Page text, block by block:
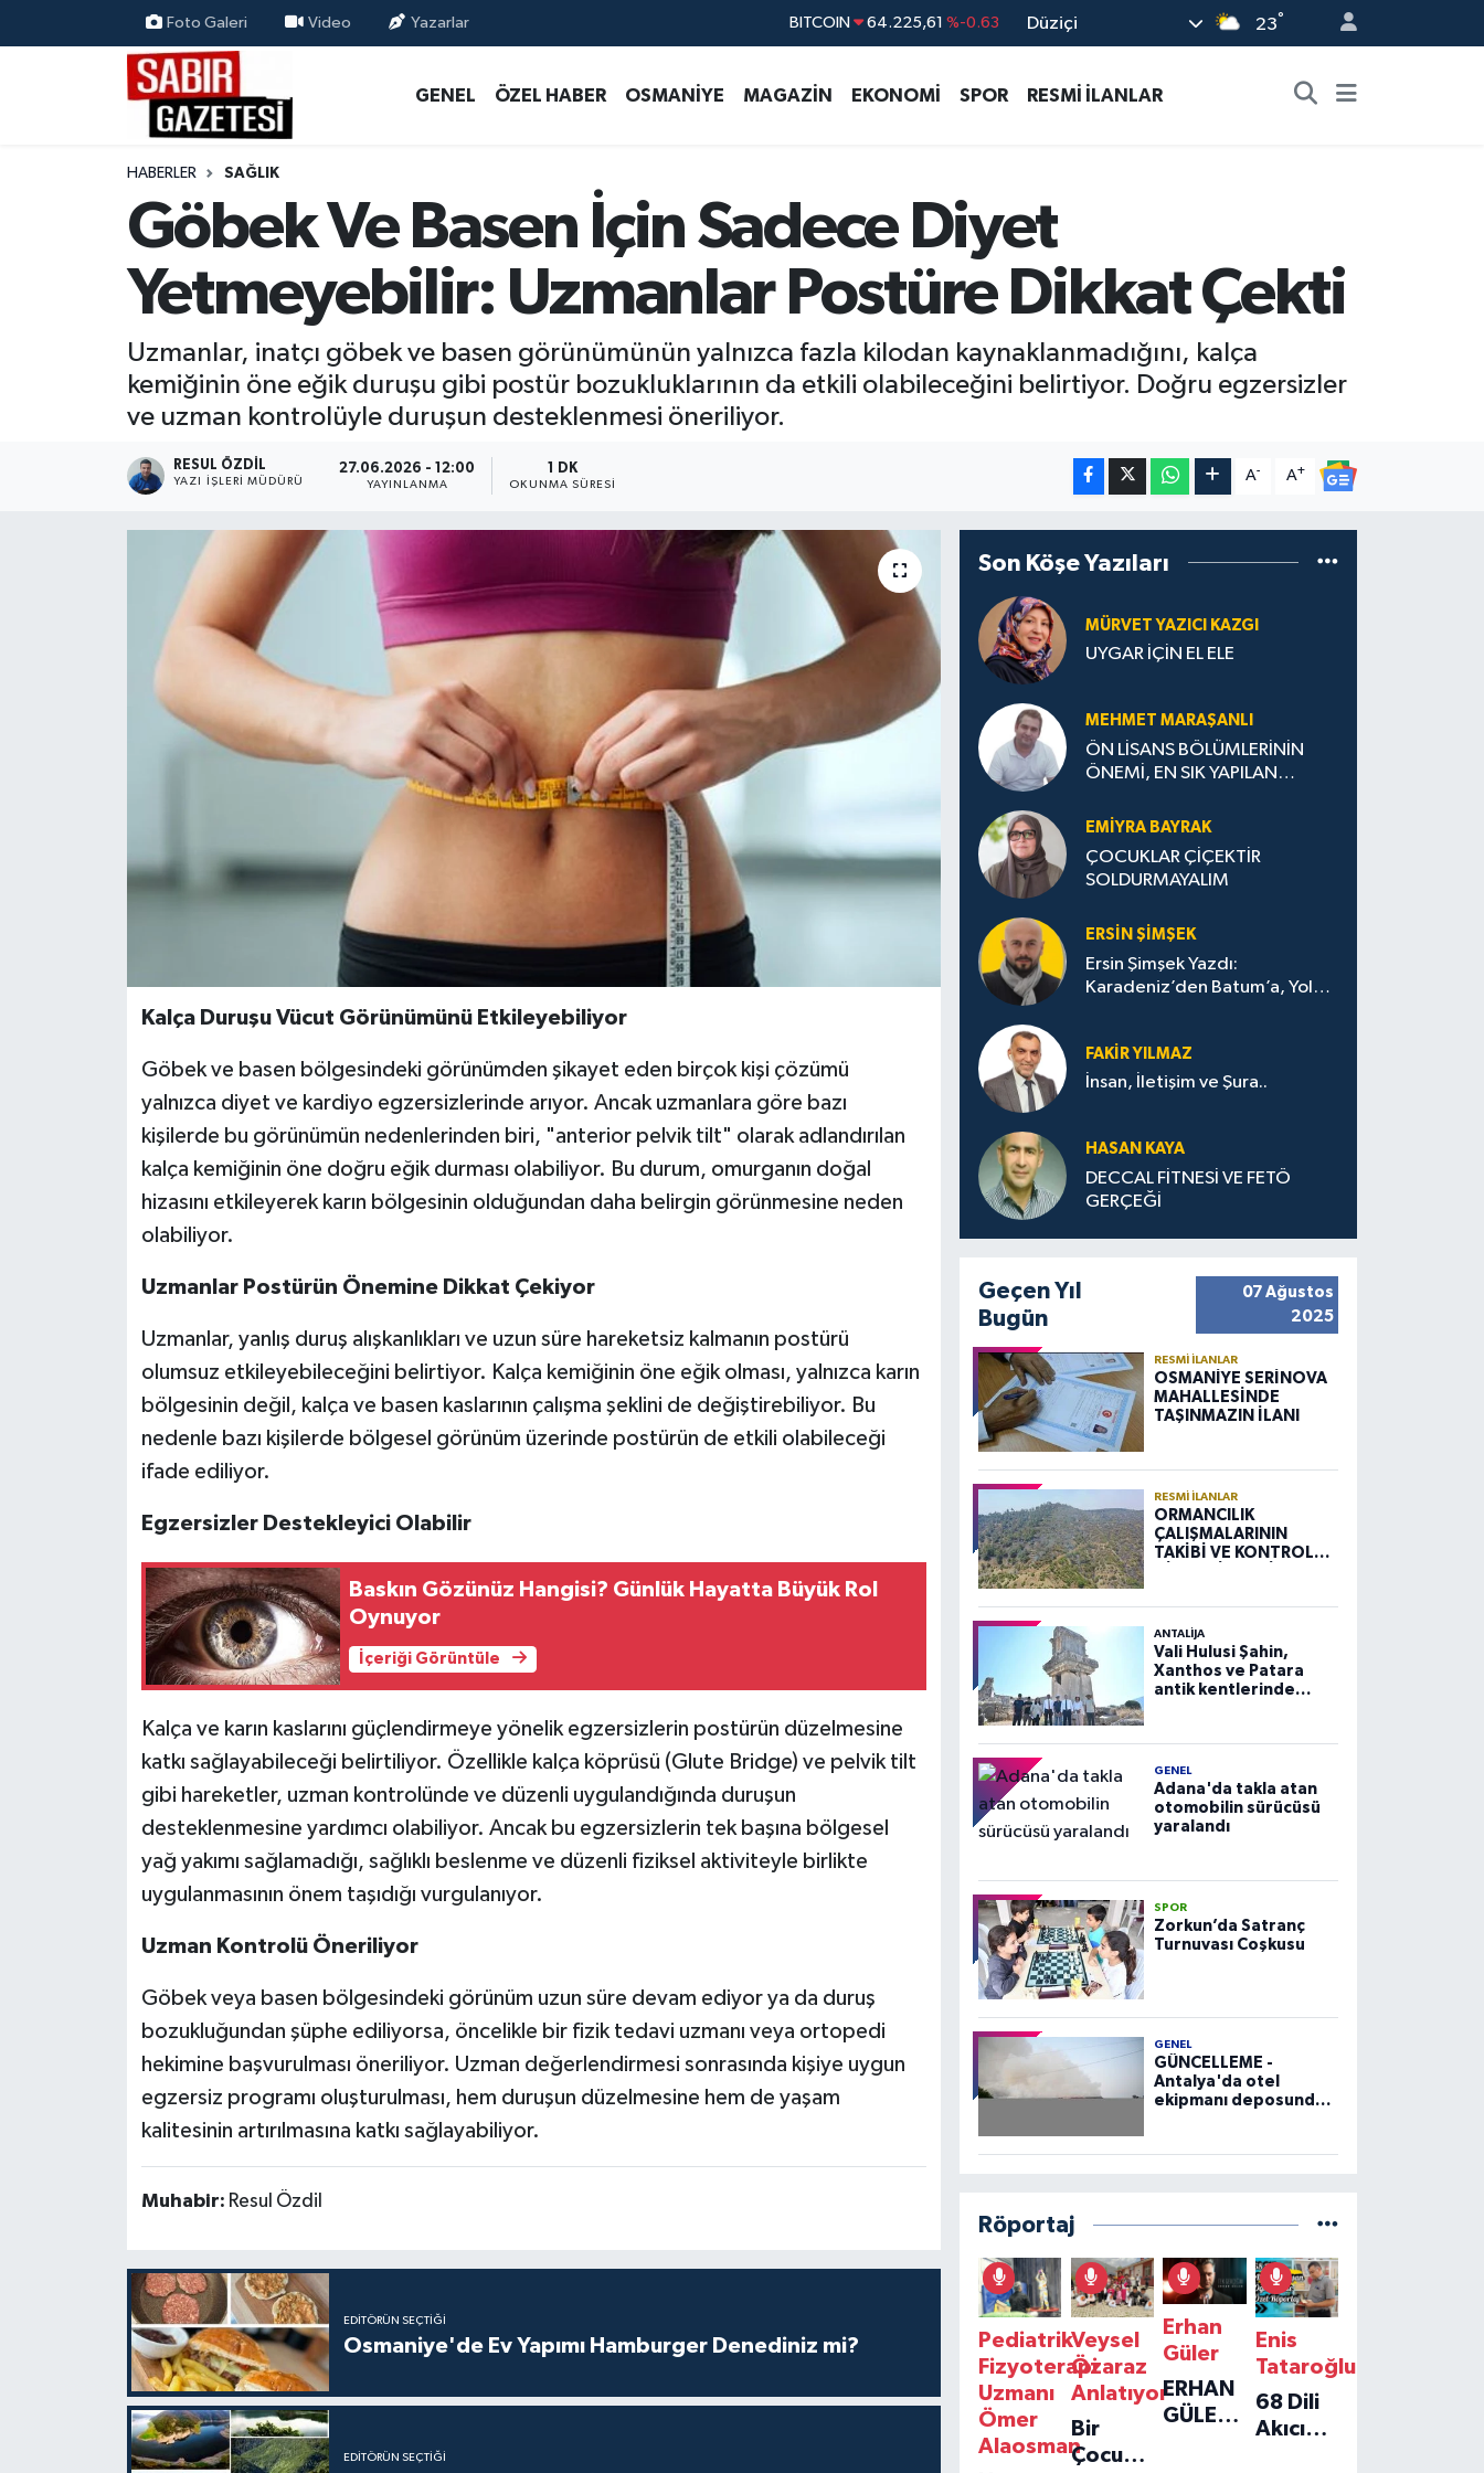
Foto Galeri Video Yazarlar
13.799
Düziçi 23°
GENEL ÖZEL HABER OSMANİYE MAGAZİN EKONOMİ SPOR RESMİ İLANLAR
HABERLER SAĞLIK
Göbek Ve Basen İçin Sadece Diyet
Yetmeyebilir: Uzmanlar Postüre Dikkat Çekti
Uzmanlar, inatçı göbek ve basen görünümünün yalnızca fazla kilodan kaynaklanmadığını, kalça
kemiğinin öne eğik duruşu gibi postür bozukluklarının da etkili olabileceğini belirtiyor. Doğru egzersizler
ve uzman kontrolüyle duruşun desteklenmesi öneriliyor.
RESUL ÖZDIL
YAZI İŞLERI MÜDÜRÜ
27.06.2026 - 12:00
YAYINLANMA
1 DK
OKUNMA SÜRESI
A- A+
Kalça Duruşu Vücut Görünümünü Etkileyebiliyor
Göbek ve basen bölgesindeki görünümden şikayet eden birçok kişi çözümü
yalnızca diyet ve kardiyo egzersizlerinde arıyor. Ancak uzmanlara göre bazı
kişilerde bu görünümün nedenlerinden biri, "anterior pelvik tilt" olarak adlandırılan
kalça kemiğinin öne doğru eğik durması olabiliyor. Bu durum, omurganın doğal
hizasını etkileyerek karın bölgesinin olduğundan daha belirgin görünmesine neden
olabiliyor.
Uzmanlar Postürün Önemine Dikkat Çekiyor
Uzmanlar, yanlış duruş alışkanlıkları ve uzun süre hareketsiz kalmanın postürü
olumsuz etkileyebileceğini belirtiyor. Kalça kemiğinin öne eğik olması, yalnızca karın
bölgesinin değil, kalça ve basen kaslarının çalışma şeklini de değiştirebiliyor. Bu
nedenle bazı kişilerde bölgesel görünüm üzerinde postürün de etkili olabileceği
ifade ediliyor.
Egzersizler Destekleyici Olabilir
Baskın Gözünüz Hangisi? Günlük Hayatta Büyük Rol
Oynuyor
İçeriği Görüntüle
Kalça ve karın kaslarını güçlendirmeye yönelik egzersizlerin postürün düzelmesine
katkı sağlayabileceği belirtiliyor. Özellikle kalça köprüsü (Glute Bridge) ve pelvik tilt
gibi hareketler, uzman kontrolünde ve düzenli uygulandığında duruşun
desteklenmesine yardımcı olabiliyor. Ancak bu egzersizlerin tek başına bölgesel
yağ yakımı sağlamadığı, sağlıklı beslenme ve düzenli fiziksel aktiviteyle birlikte
uygulanmasının önem taşıdığı vurgulanıyor.
Uzman Kontrolü Öneriliyor
Göbek veya basen bölgesindeki görünüm uzun süre devam ediyor ya da duruş
bozukluğundan şüphe ediliyorsa, öncelikle bir fizik tedavi uzmanı veya ortopedi
hekimine başvurulması öneriliyor. Uzman değerlendirmesi sonrasında kişiye uygun
egzersiz programı oluşturulması, hem duruşun düzelmesine hem de yaşam
kalitesinin artırılmasına katkı sağlayabiliyor.
Muhabir: Resul Özdil
EDITÖRÜN SEÇTIĞI
Osmaniye'de Ev Yapımı Hamburger Denediniz mi?
EDITÖRÜN SEÇTIĞI
Son Köşe Yazıları
MÜRVET YAZICI KAZGI
UYGAR İÇİN EL ELE
MEHMET MARAŞANLI
ÖN LİSANS BÖLÜMLERİNİN
ÖNEMİ, EN SIK YAPILAN
STRATEJİLERİ
EMIYRA BAYRAK
ÇOCUKLAR ÇİÇEKTİR
SOLDURMAYALIM
ERSIN ŞIMŞEK
Ersin Şimşek Yazdı:
Karadeniz’den Batum’a, Yolun
FAKIR YILMAZ
İnsan, İletişim ve Şura..
HASAN KAYA
DECCAL FİTNESİ VE FETÖ
GERÇEĞİ
Geçen Yıl
Bugün
07 Ağustos
2025
RESMI İLANLAR
OSMANİYE SERİNOVA
MAHALLESİNDE
TAŞINMAZIN İLANI
RESMI İLANLAR
ORMANCILIK
ÇALIŞMALARININ
TAKİBİ VE KONTROLÜ
ANTALIJA
Vali Hulusi Şahin,
Xanthos ve Patara
antik kentlerinde
GENEL
Adana'da takla atan
otomobilin sürücüsü
yaralandı
SPOR
Zorkun’da Satranç
Turnuvası Coşkusu
GENEL
GÜNCELLEME -
Antalya'da otel
ekipmanı deposunda
Röportaj
Pediatrik
Fizyoterapi
Uzmanı
Ömer
Alaosman
Veysel
Özaraz
Anlatıyor
Bir
Çocuğun
Erhan
Güler
ERHAN
GÜLER'IN
Enis
Tataroğlu
68 Dili
Akıcı
ÖZEL HABER
MAGAZİN
RESMİ İLANLAR
Osmaniye Nöbetçi Eczaneler
Osmaniye Hava Durumu
Süper Lig Puan Durumu ve Fikstür
Tüm Manşetler
Son Dakika Haberleri
Haber Arşivi